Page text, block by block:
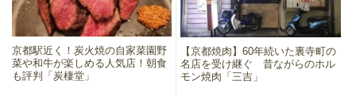
京都駅近く！炭火焼の自家菜園野
菜や和牛が楽しめる人気店！朝食
も評判「炭棲堂」
【京都焼肉】60年続いた裏寺町の
名店を受け継ぐ 昔ながらのホル
モン焼肉「三吉」